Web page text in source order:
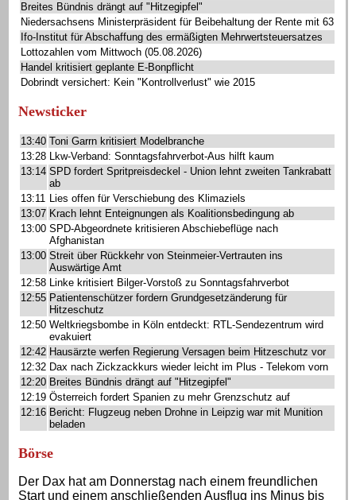
Breites Bündnis drängt auf "Hitzegipfel"
Niedersachsens Ministerpräsident für Beibehaltung der Rente mit 63
Ifo-Institut für Abschaffung des ermäßigten Mehrwertsteuersatzes
Lottozahlen vom Mittwoch (05.08.2026)
Handel kritisiert geplante E-Bonpflicht
Dobrindt versichert: Kein "Kontrollverlust" wie 2015
Newsticker
13:40 Toni Garrn kritisiert Modelbranche
13:28 Lkw-Verband: Sonntagsfahrverbot-Aus hilft kaum
13:14 SPD fordert Spritpreisdeckel - Union lehnt zweiten Tankrabatt
ab
13:11 Lies offen für Verschiebung des Klimaziels
13:07 Krach lehnt Enteignungen als Koalitionsbedingung ab
13:00 SPD-Abgeordnete kritisieren Abschiebeflüge nach
Afghanistan
13:00 Streit über Rückkehr von Steinmeier-Vertrauten ins
Auswärtige Amt
12:58 Linke kritisiert Bilger-Vorstoß zu Sonntagsfahrverbot
12:55 Patientenschützer fordern Grundgesetzänderung für
Hitzeschutz
12:50 Weltkriegsbombe in Köln entdeckt: RTL-Sendezentrum wird
evakuiert
12:42 Hausärzte werfen Regierung Versagen beim Hitzeschutz vor
12:32 Dax nach Zickzackkurs wieder leicht im Plus - Telekom vorn
12:20 Breites Bündnis drängt auf "Hitzegipfel"
12:19 Österreich fordert Spanien zu mehr Grenzschutz auf
12:16 Bericht: Flugzeug neben Drohne in Leipzig war mit Munition
beladen
Börse
Der Dax hat am Donnerstag nach einem freundlichen
Start und einem anschließenden Ausflug ins Minus bis